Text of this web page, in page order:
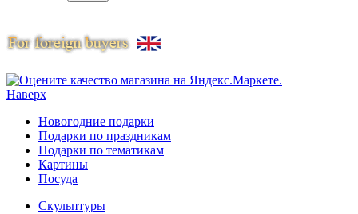
Наверх
Новогодние подарки
Подарки по праздникам
Подарки по тематикам
Картины
Посуда
Скульптуры